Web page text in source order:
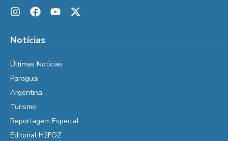
Notícias
Últimas Notícias
Paraguai
Argentina
Turismo
Reportagem Especial
Editorial H2FOZ